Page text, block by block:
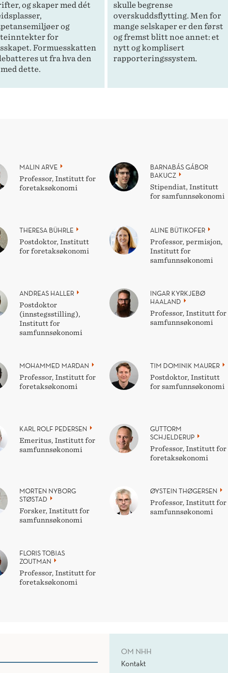
og skaper med dét
og
for
Formuesskatten
ut fra hva den
dette.
skulle begrense
overskuddsflytting. Men for
mange selskaper er den først
og fremst blitt noe annet: et
nytt og komplisert
rapporteringssystem.
MALIN ARVE
Professor, Institutt for
foretaksøkonomi
BARNABÁS GÁBOR
BAKUCZ
Stipendiat, Institutt
for samfunnsøkonomi
THERESA BÜHRLE
Postdoktor, Institutt
for foretaksøkonomi
ALINE BÜTIKOFER
Professor, permisjon,
Institutt for
samfunnsøkonomi
ANDREAS HALLER
Postdoktor
(innstegsstilling),
Institutt for
samfunnsøkonomi
INGAR KYRKJEBØ
HAALAND
Professor, Institutt for
samfunnsøkonomi
MOHAMMED MARDAN
Professor, Institutt for
foretaksøkonomi
TIM DOMINIK MAURER
Postdoktor, Institutt
for samfunnsøkonomi
KARL ROLF PEDERSEN
Emeritus, Institutt for
samfunnsøkonomi
GUTTORM
SCHJELDERUP
Professor, Institutt for
foretaksøkonomi
MORTEN NYBORG
STØSTAD
Forsker, Institutt for
samfunnsøkonomi
ØYSTEIN THØGERSEN
Professor, Institutt for
samfunnsøkonomi
FLORIS TOBIAS
ZOUTMAN
Professor, Institutt for
foretaksøkonomi
OM NHH
Kontakt